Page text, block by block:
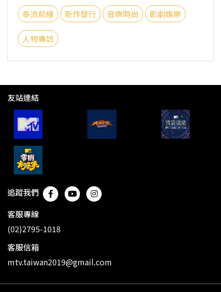
泰流前線 新作發行 音樂時尚 影劇娛樂
人物專訪
友站連結
追蹤我們
客服專線
(02)2795-1018
客服信箱
mtv.taiwan2019@gmail.com